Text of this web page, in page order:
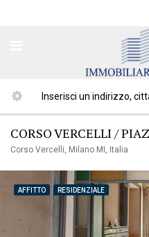
CORSO VERCELLI /
Corso Vercelli, Milano MI, Italia
AFFITTO RESIDENZIALE